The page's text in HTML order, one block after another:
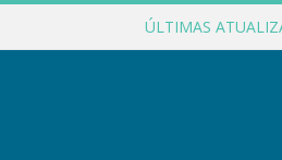
ÚLTIMAS